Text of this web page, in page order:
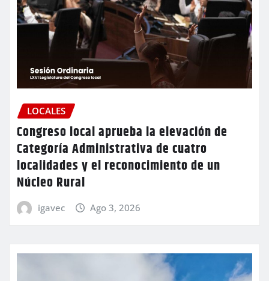
LOCALES
Congreso local aprueba la elevación de
Categoría Administrativa de cuatro
localidades y el reconocimiento de un
Núcleo Rural
igavec Ago 3, 2026